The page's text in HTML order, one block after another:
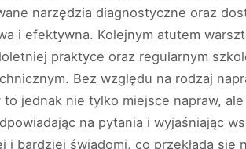
narzędzia diagnostyczne oraz
i efektywna. Kolejnym atutem
praktyce oraz regularnym
Bez względu na rodzaj
jednak nie tylko miejsce napraw,
na pytania i wyjaśniając
i bardziej świadomi, co przekłada